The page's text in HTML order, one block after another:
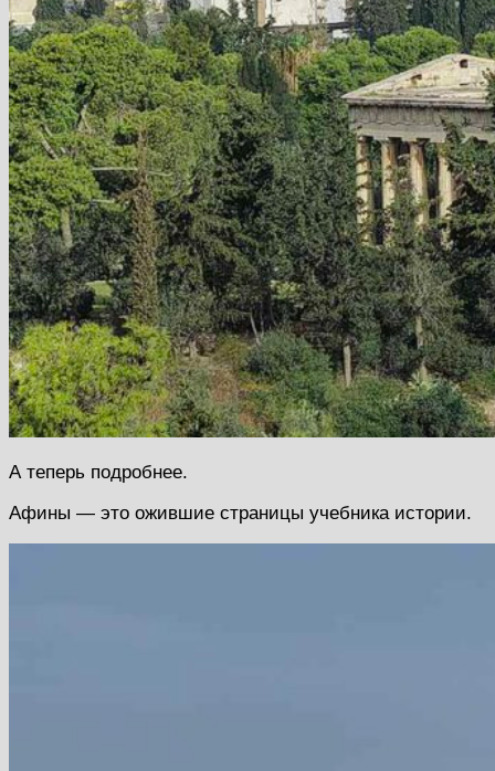
А теперь подробнее.
Афины — это ожившие страницы учебника истории.